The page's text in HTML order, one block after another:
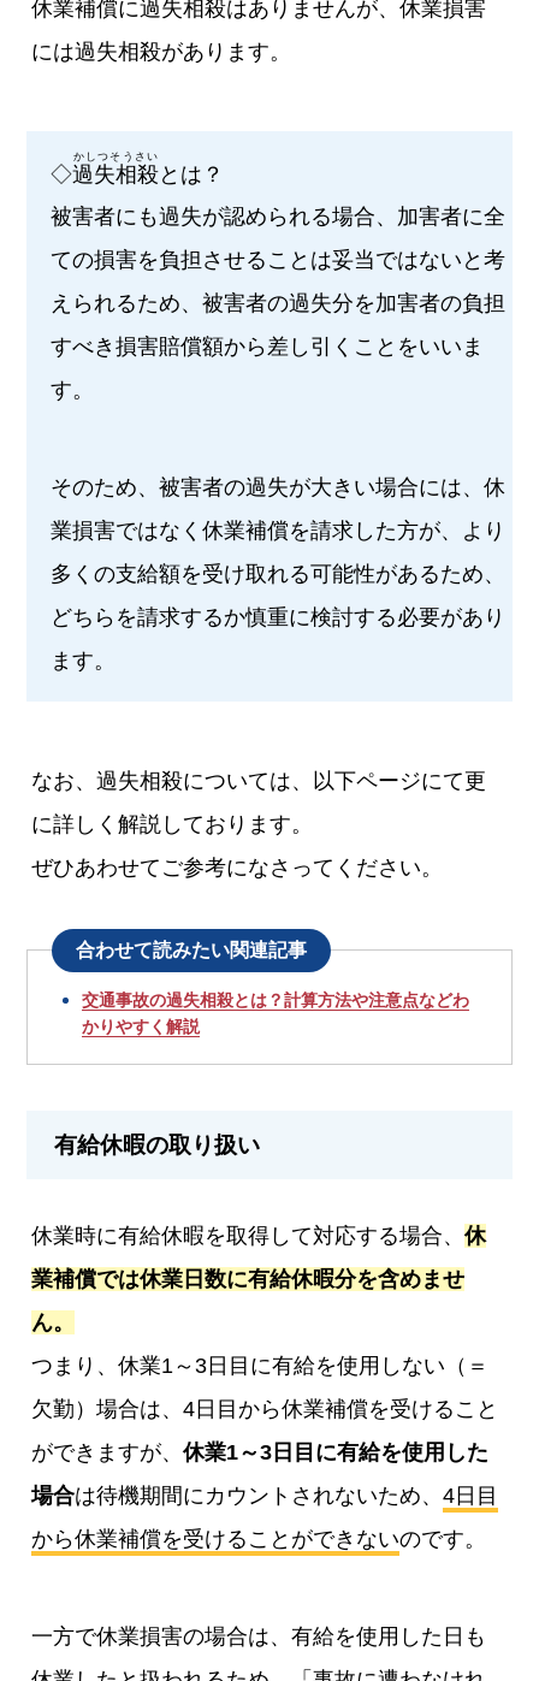
休業補償に過失相殺はありませんが、休業損害
には過失相殺があります。
◇過失相殺
かしつそうさい
とは？
被害者にも過失が認められる場合、加害者に全
ての損害を負担させることは妥当ではないと考
えられるため、被害者の過失分を加害者の負担
すべき損害賠償額から差し引くことをいいま
す。
そのため、被害者の過失が大きい場合には、休
業損害ではなく休業補償を請求した方が、より
多くの支給額を受け取れる可能性があるため、
どちらを請求するか慎重に検討する必要があり
ます。
なお、過失相殺については、以下ページにて更
に詳しく解説しております。
ぜひあわせてご参考になさってください。
合わせて読みたい関連記事
交通事故の過失相殺とは？計算方法や注意点などわ
かりやすく解説
有給休暇の取り扱い
休業時に有給休暇を取得して対応する場合、休
業補償では休業日数に有給休暇分を含めませ
ん。
つまり、休業1～3日目に有給を使用しない（＝
欠勤）場合は、4日目から休業補償を受けること
ができますが、休業1～3日目に有給を使用した
場合は待機期間にカウントされないため、4日目
から休業補償を受けることができないのです。
一方で休業損害の場合は、有給を使用した日も